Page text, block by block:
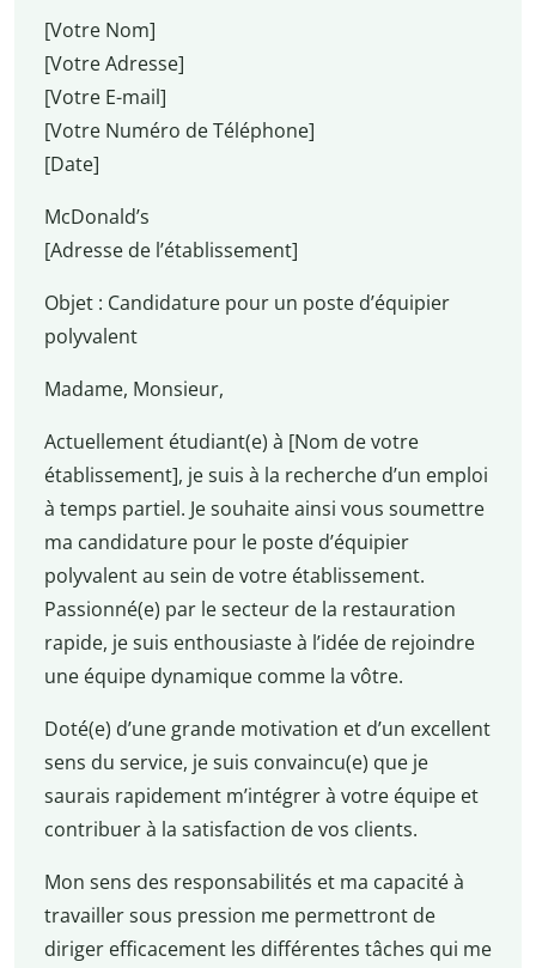
[Votre Nom]
[Votre Adresse]
[Votre E-mail]
[Votre Numéro de Téléphone]
[Date]
McDonald’s
[Adresse de l’établissement]
Objet : Candidature pour un poste d’équipier
polyvalent
Madame, Monsieur,
Actuellement étudiant(e) à [Nom de votre
établissement], je suis à la recherche d’un emploi
à temps partiel. Je souhaite ainsi vous soumettre
ma candidature pour le poste d’équipier
polyvalent au sein de votre établissement.
Passionné(e) par le secteur de la restauration
rapide, je suis enthousiaste à l’idée de rejoindre
une équipe dynamique comme la vôtre.
Doté(e) d’une grande motivation et d’un excellent
sens du service, je suis convaincu(e) que je
saurais rapidement m’intégrer à votre équipe et
contribuer à la satisfaction de vos clients.
Mon sens des responsabilités et ma capacité à
travailler sous pression me permettront de
diriger efficacement les différentes tâches qui me